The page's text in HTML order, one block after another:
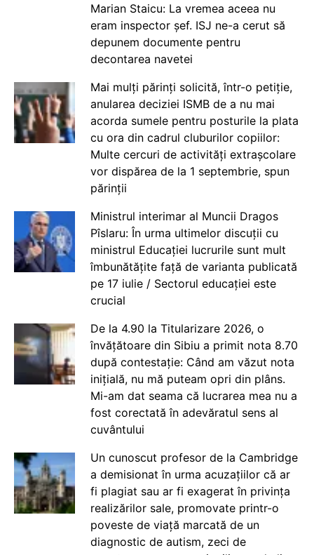
Marian Staicu: La vremea aceea nu
eram inspector șef. ISJ ne-a cerut să
depunem documente pentru
decontarea navetei
Mai mulți părinți solicită, într-o petiție,
anularea deciziei ISMB de a nu mai
acorda sumele pentru posturile la plata
cu ora din cadrul cluburilor copiilor:
Multe cercuri de activități extrașcolare
vor dispărea de la 1 septembrie, spun
părinții
Ministrul interimar al Muncii Dragos
Pîslaru: În urma ultimelor discuții cu
ministrul Educației lucrurile sunt mult
îmbunătățite față de varianta publicată
pe 17 iulie / Sectorul educației este
crucial
De la 4.90 la Titularizare 2026, o
învățătoare din Sibiu a primit nota 8.70
după contestație: Când am văzut nota
inițială, nu mă puteam opri din plâns.
Mi-am dat seama că lucrarea mea nu a
fost corectată în adevăratul sens al
cuvântului
Un cunoscut profesor de la Cambridge
a demisionat în urma acuzațiilor că ar
fi plagiat sau ar fi exagerat în privința
realizărilor sale, promovate printr-o
poveste de viață marcată de un
diagnostic de autism, zeci de